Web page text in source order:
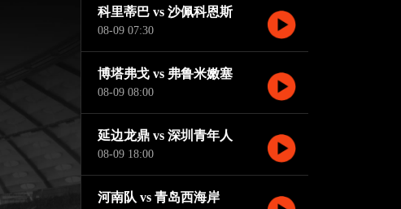
科里蒂巴 vs 沙佩科恩斯
08-09 07:30
博塔弗戈 vs 弗鲁米嫩塞
08-09 08:00
延边龙鼎 vs 深圳青年人
08-09 18:00
河南队 vs 青岛西海岸